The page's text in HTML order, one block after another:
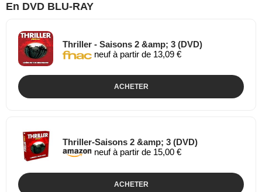
En DVD BLU-RAY
Thriller - Saisons 2 &amp; 3 (DVD)
neuf à partir de 13,09 €
ACHETER
Thriller-Saisons 2 &amp; 3 (DVD)
neuf à partir de 15,00 €
ACHETER